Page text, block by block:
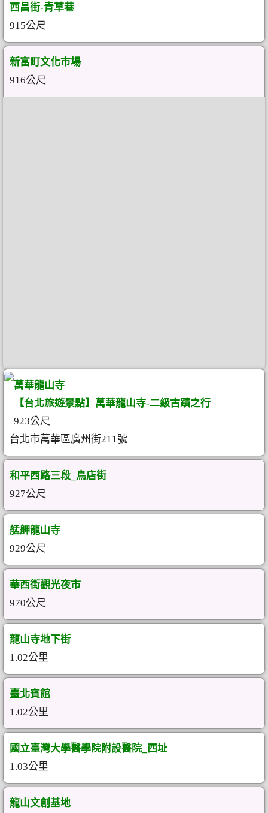
西昌街-青草巷
915公尺
新富町文化市場
916公尺
萬華龍山寺
【台北旅遊景點】萬華龍山寺-二級古蹟之行
923公尺
台北市萬華區廣州街211號
和平西路三段_鳥店街
927公尺
艋舺龍山寺
929公尺
華西街觀光夜市
970公尺
龍山寺地下街
1.02公里
臺北賓館
1.02公里
國立臺灣大學醫學院附設醫院_西址
1.03公里
龍山文創基地